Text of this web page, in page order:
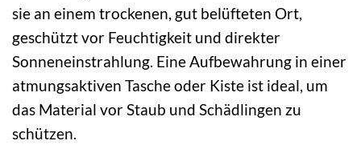
sie an einem trockenen, gut belüfteten Ort,
geschützt vor Feuchtigkeit und direkter
Sonneneinstrahlung. Eine Aufbewahrung in einer
atmungsaktiven Tasche oder Kiste ist ideal, um
das Material vor Staub und Schädlingen zu
schützen.